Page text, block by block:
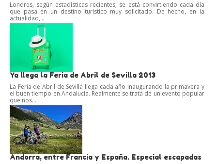
Londres, según estadísticas recientes, se está convirtiendo cada día
que pasa en un destino turístico muy solicitado. De hecho, en la
actualidad,...
Ya llega la Feria de Abril de Sevilla 2013
La Feria de Abril de Sevilla llega cada año inaugurando la primavera y
el buen tiempo en Andalucía. Realmente se trata de un evento popular
que nos...
Andorra, entre Francia y España. Especial escapadas